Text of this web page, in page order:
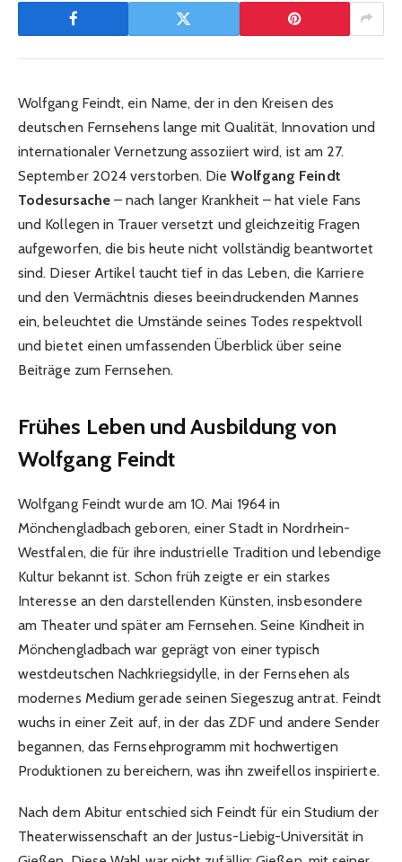
Wolfgang Feindt, ein Name, der in den Kreisen des
deutschen Fernsehens lange mit Qualität, Innovation und
internationaler Vernetzung assoziiert wird, ist am 27.
September 2024 verstorben. DieWolfgang Feindt
Todesursache– nach langer Krankheit – hat viele Fans
und Kollegen in Trauer versetzt und gleichzeitig Fragen
aufgeworfen, die bis heute nicht vollständig beantwortet
sind. Dieser Artikel taucht tief in das Leben, die Karriere
und den Vermächtnis dieses beeindruckenden Mannes
ein, beleuchtet die Umstände seines Todes respektvoll
und bietet einen umfassenden Überblick über seine
Beiträge zum Fernsehen.
Frühes Leben und Ausbildung von
Wolfgang Feindt
Wolfgang Feindt wurde am 10. Mai 1964 in
Mönchengladbach geboren, einer Stadt in Nordrhein-
Westfalen, die für ihre industrielle Tradition und lebendige
Kultur bekannt ist. Schon früh zeigte er ein starkes
Interesse an den darstellenden Künsten, insbesondere
am Theater und später am Fernsehen. Seine Kindheit in
Mönchengladbach war geprägt von einer typisch
westdeutschen Nachkriegsidylle, in der Fernsehen als
modernes Medium gerade seinen Siegeszug antrat. Feindt
wuchs in einer Zeit auf, in der das ZDF und andere Sender
begannen, das Fernsehprogramm mit hochwertigen
Produktionen zu bereichern, was ihn zweifellos inspirierte.
Nach dem Abitur entschied sich Feindt für ein Studium der
Theaterwissenschaft an der Justus-Liebig-Universität in